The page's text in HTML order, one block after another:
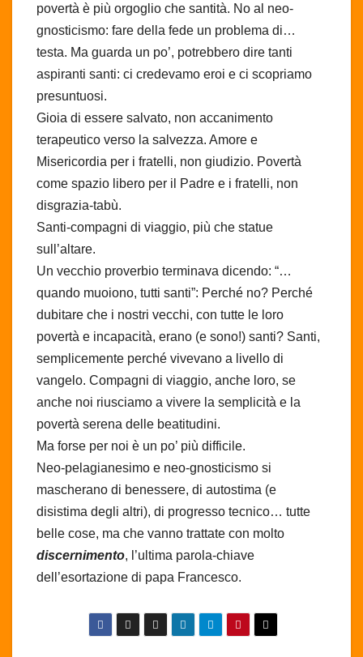
povertà è più orgoglio che santità. No al neo-
gnosticismo: fare della fede un problema di…
testa. Ma guarda un po’, potrebbero dire tanti
aspiranti santi: ci credevamo eroi e ci scopriamo
presuntuosi.
Gioia di essere salvato, non accanimento
terapeutico verso la salvezza. Amore e
Misericordia per i fratelli, non giudizio. Povertà
come spazio libero per il Padre e i fratelli, non
disgrazia-tabù.
Santi-compagni di viaggio, più che statue
sull’altare.
Un vecchio proverbio terminava dicendo: “…
quando muoiono, tutti santi”: Perché no? Perché
dubitare che i nostri vecchi, con tutte le loro
povertà e incapacità, erano (e sono!) santi? Santi,
semplicemente perché vivevano a livello di
vangelo. Compagni di viaggio, anche loro, se
anche noi riusciamo a vivere la semplicità e la
povertà serena delle beatitudini.
Ma forse per noi è un po’ più difficile.
Neo-pelagianesimo e neo-gnosticismo si
mascherano di benessere, di autostima (e
disistima degli altri), di progresso tecnico… tutte
belle cose, ma che vanno trattate con molto
discernimento, l’ultima parola-chiave
dell’esortazione di papa Francesco.